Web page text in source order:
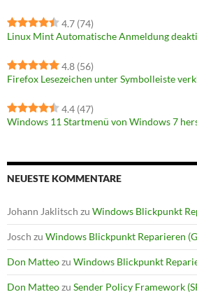
4.7 (74)
Linux Mint Automatische Anmeldung
4.8 (56)
Firefox Lesezeichen unter Symbolleiste
4.4 (47)
Windows 11 Startmenü von Windows 7
NEUESTE KOMMENTARE
Johann Jaklitsch zu Windows Blickpunkt
Josch zu Windows Blickpunkt Reparieren
Don Matteozu Windows Blickpunkt
Don Matteozu Sender Policy Framework